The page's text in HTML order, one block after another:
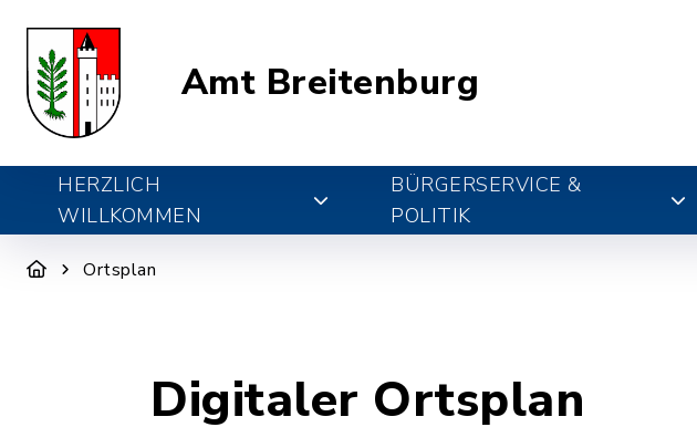
Amt Breitenburg
HERZLICH
WILLKOMMEN
BÜRGERSERVICE &
POLITIK
Ortsplan
Digitaler Ortsplan